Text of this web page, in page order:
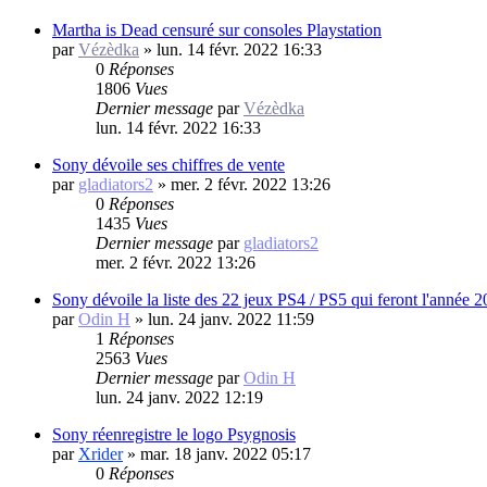
Martha is Dead censuré sur consoles Playstation
parVézèdka » lun. 14 févr. 2022 16:33
0 Réponses
1806 Vues
Dernier message parVézèdka
lun. 14 févr. 2022 16:33
Sony dévoile ses chiffres de vente
par gladiators2 » mer. 2 févr. 2022 13:26
0 Réponses
1435 Vues
Dernier message par gladiators2
mer. 2 févr. 2022 13:26
Sony dévoile la liste des 22 jeux PS4 / PS5 qui feront l'année
parOdin H » lun. 24 janv. 2022 11:59
1 Réponses
2563 Vues
Dernier message parOdin H
lun. 24 janv. 2022 12:19
Sony réenregistre le logo Psygnosis
par Xrider» mar. 18 janv. 2022 05:17
0 Réponses